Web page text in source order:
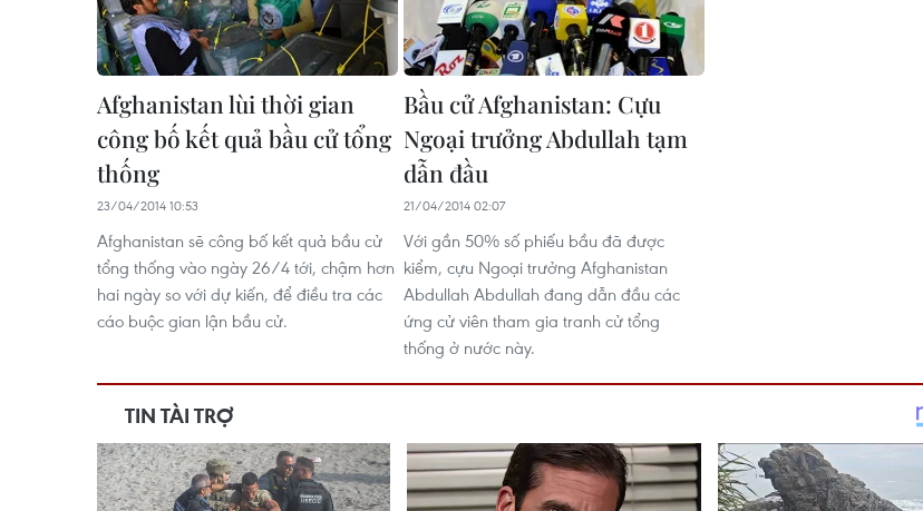
Afghanistan lùi thời gian
công bố kết quả bầu cử tổng
thống
23/04/2014 10:53
Afghanistan sẽ công bố kết quả bầu cử
tổng thống vào ngày 26/4 tới, chậm hơn
hai ngày so với dự kiến, để điều tra các
cáo buộc gian lận bầu cử.
Bầu cử Afghanistan: Cựu
Ngoại trưởng Abdullah tạm
dẫn đầu
21/04/2014 02:07
Với gần 50% số phiếu bầu đã được
kiểm, cựu Ngoại trưởng Afghanistan
Abdullah Abdullah đang dẫn đầu các
ứng cử viên tham gia tranh cử tổng
thống ở nước này.